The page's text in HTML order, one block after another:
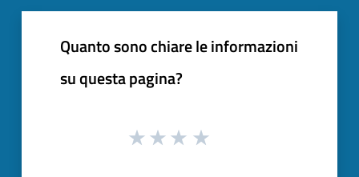
Quanto sono chiare le informazioni
su questa pagina?